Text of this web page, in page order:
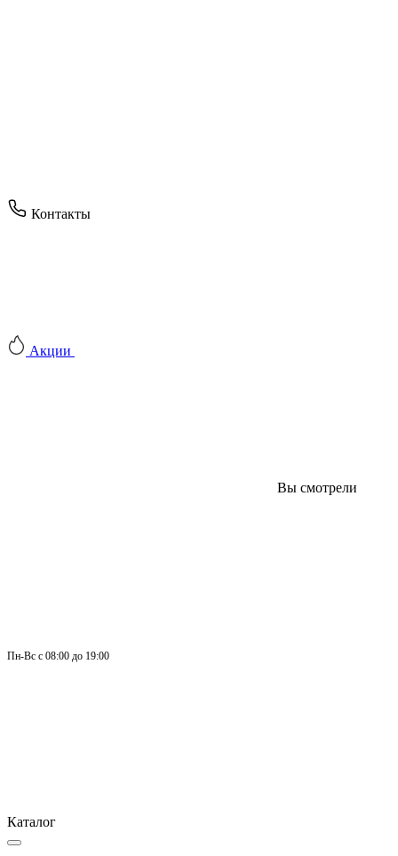
Контакты
Акции
Вы смотрели
Пн-Вс с 08:00 до 19:00
Каталог